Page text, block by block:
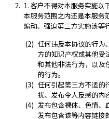
1. 客户不得对本服务实施以
本服务范围之内还是本服务
煽动、强迫第三方实施该等行
任何违反本协议的行为
方的知识产权或其他受
和其他非法行为，以及
的行为。
任何引起第三方不适的
扰、发布令人反感的内
发布包含裸体、色情、
发布包含该等内容链接